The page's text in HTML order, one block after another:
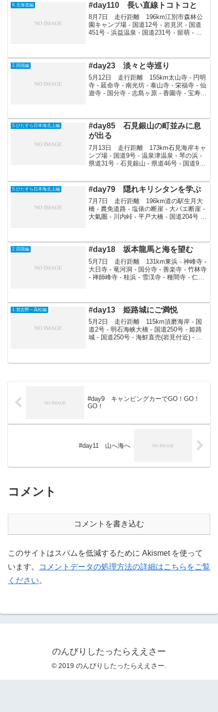
6.北海道編 #day110 長い直線トコトコと
8月7日 走行距離 196km江別市森林公
園キャンプ場 - 国道12号 - 岩見沢 - 国道
451号 - 浜益温泉 - 国道231号 - 留萌 - 黄
上。本当に長い...
2.四国編 #day23 淡々と寺巡り
5月12日 走行距離 155km太山寺 - 円明
寺 - 延命寺 - 南光坊 - 泰山寺 - 栄福寺 - 仙
遊寺 - 国分寺 - 志島ヶ原 - 香園寺 - 宝寿寺
5.ひたすら日本海北上編
#day85 石見銀山の町並みに息
が出る
7月13日 走行距離 173km石見海岸キャ
ンプ場 - 国道9号 - 温泉津温泉 - 琴の浜 -
県道31号 - 石見銀山 - 県道46号 - 国道9号
5.ひたすら日本海北上編 #day79 隠れキリシタンを学ぶ
7月7日 走行距離 196km道の駅生月大
橋 - 農免道路 - 塩俵の断崖 - 大バエ断崖 -
大氣圏 - 川内峠 - 平戸大橋 - 国道204号 -
2.四国編 #day18 坂本龍馬と海を望む
5月7日 走行距離 131km東浜 - 神峰寺 -
大日寺 - 竜河洞 - 国分寺 - 善楽寺 - 竹林寺
- 禅師峰寺 - 桂浜 - 雪渓寺 - 種間寺 - 仁淀
1.習志野～高松編 #day13 姫路城にご満悦
5月2日 走行距離 115km須磨海岸 - 国
道2号 - 明石海峡大橋 - 国道250号 - 姫路
城 - 国道250号 - 海鮮直売(岩見付近) - 丸
#day9 キャンピングカーでGO！GO！
GO！
#day11 山へ海へ
コメント
コメントを書き込む
このサイトはスパムを低減するために Akismet を使って
います。
コメントデータの処理方法の詳細はこちらをご覧
ください。
のんびりしたったらええさー
© 2019 のんびりしたったらええさー.